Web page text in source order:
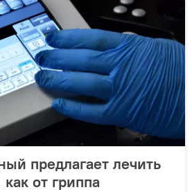
предлагает лечить
от гриппа